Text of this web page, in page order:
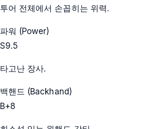
투어 전체에서 손꼽히는 위력.
파워 (Power)
S9.5
타고난 장사.
백핸드 (Backhand)
B+8